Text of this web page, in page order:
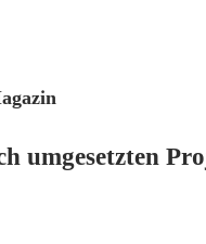
umgesetzten